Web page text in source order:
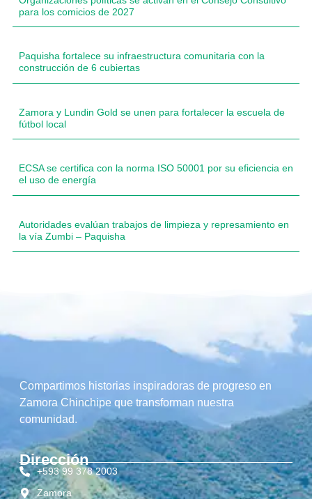
para los comicios de 2027
Paquisha fortalece su infraestructura comunitaria con la
construcción de 6 cubiertas
Zamora y Lundin Gold se unen para fortalecer la escuela de
fútbol local
ECSA se certifica con la norma ISO 50001 por su eficiencia en
el uso de energía
Autoridades evalúan trabajos de limpieza y represamiento en
la vía Zumbi – Paquisha
Compartimos historias inspiradoras de progreso en
Zamora Chinchipe que transforman nuestra
comunidad.
Dirección
+593 99 378 2003
Zamora